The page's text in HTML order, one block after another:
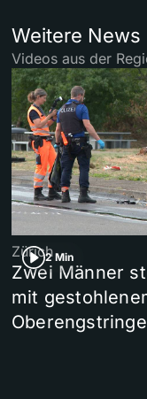
Weitere News
Videos aus der
2 Min
Zürich
Zwei Männer
mit